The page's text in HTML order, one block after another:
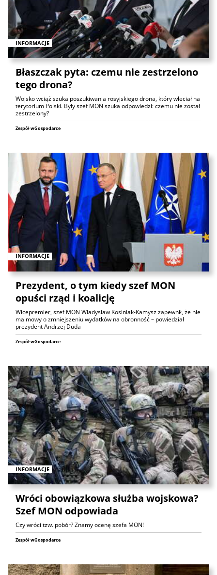
INFORMACJE
Błaszczak pyta: czemu nie zestrzelono
tego drona?
Wojsko wciąż szuka poszukiwania rosyjskiego drona, który wleciał na
terytorium Polski. Były szef MON szuka odpowiedzi: czemu nie został
zestrzelony?
Zespół wGospodarce
INFORMACJE
Prezydent, o tym kiedy szef MON
opuści rząd i koalicję
Wicepremier, szef MON Władysław Kosiniak-Kamysz zapewnił, że nie
ma mowy o zmniejszeniu wydatków na obronność – powiedział
prezydent Andrzej Duda
Zespół wGospodarce
INFORMACJE
Wróci obowiązkowa służba wojskowa?
Szef MON odpowiada
Czy wróci tzw. pobór? Znamy ocenę szefa MON!
Zespół wGospodarce